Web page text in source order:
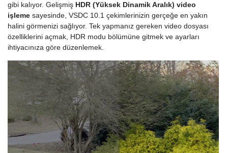
gibi kalıyor. Gelişmiş HDR (Yüksek Dinamik Aralık) video
işleme sayesinde, VSDC 10.1 çekimlerinizin gerçeğe en yakın
halini görmenizi sağlıyor. Tek yapmanız gereken video dosyası
özelliklerini açmak, HDR modu bölümüne gitmek ve ayarları
ihtiyacınıza göre düzenlemek.